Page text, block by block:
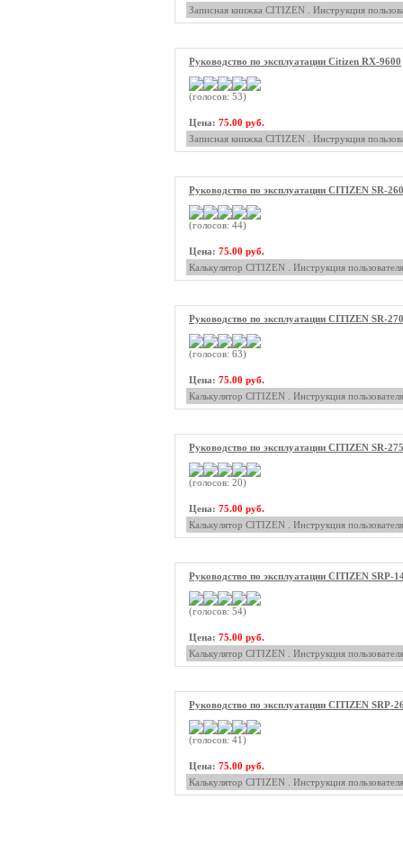
Записная книжка CITIZEN . Инструкция
Руководство по эксплуатации Citizen RX-9600
(голосов: 53)
Цена: 75.00 руб.
Записная книжка CITIZEN . Инструкция
Руководство по эксплуатации CITIZEN SR-260
(голосов: 44)
Цена: 75.00 руб.
Калькулятор CITIZEN . Инструкция пользователя.
Руководство по эксплуатации CITIZEN SR-
(голосов: 63)
Цена: 75.00 руб.
Калькулятор CITIZEN . Инструкция пользователя.
Руководство по эксплуатации CITIZEN SR-275
(голосов: 20)
Цена: 75.00 руб.
Калькулятор CITIZEN . Инструкция пользователя.
Руководство по эксплуатации CITIZEN SRP-
(голосов: 54)
Цена: 75.00 руб.
Калькулятор CITIZEN . Инструкция пользователя.
Руководство по эксплуатации CITIZEN SRP-
(голосов: 41)
Цена: 75.00 руб.
Калькулятор CITIZEN . Инструкция пользователя.